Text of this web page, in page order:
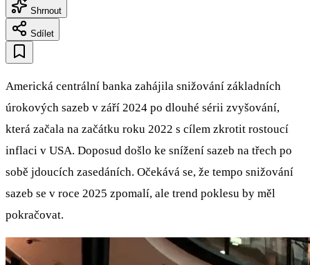
Shrnout
Sdílet
Americká centrální banka zahájila snižování základních
úrokových sazeb v září 2024 po dlouhé sérii zvyšování,
která začala na začátku roku 2022 s cílem zkrotit rostoucí
inflaci v USA. Doposud došlo ke snížení sazeb na třech po
sobě jdoucích zasedáních. Očekává se, že tempo snižování
sazeb se v roce 2025 zpomalí, ale trend poklesu by měl
pokračovat.